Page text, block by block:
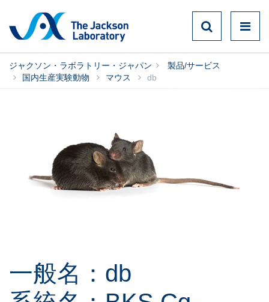
ジャクソン・ラボラトリー・ジャパン
製品/サービス
国内生産実験動物
マウス db
一般名：db